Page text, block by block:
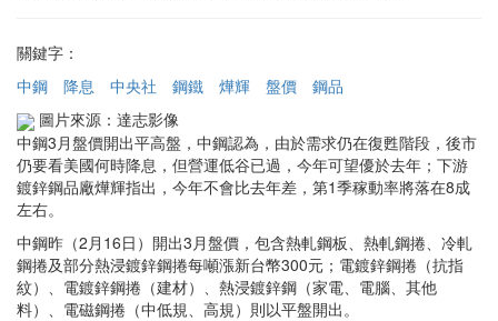
關鍵字：
中鋼
降息 中央社 鋼鐵 燁輝 盤價
鋼品
圖片來源：達志影像
中鋼3月盤價開出平高盤，中鋼認為，由於需求仍在復甦階段，後市
仍要看美國何時降息，但營運低谷已過，今年可望優於去年；下游
鍍鋅鋼品廠燁輝指出，今年不會比去年差，第1季稼動率將落在8成
左右。
中鋼昨（2月16日）開出3月盤價，包含熱軋鋼板、熱軋鋼捲、冷軋
鋼捲及部分熱浸鍍鋅鋼捲每噸漲新台幣300元；電鍍鋅鋼捲（抗指
紋）、電鍍鋅鋼捲（建材）、熱浸鍍鋅鋼（家電、電腦、其他
料）、電磁鋼捲（中低規、高規）則以平盤開出。